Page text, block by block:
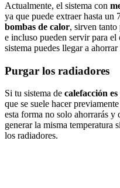
Actualmente, el sistema con
ya que puede extraer hasta un
bombas de calor, sirven tanto
e incluso pueden servir para
sistema puedes llegar a
Purgar los radiadores
Si tu sistema de calefacción
que se suele hacer
esta forma no solo ahorrarás y
generar la misma temperatura
los radiadores.